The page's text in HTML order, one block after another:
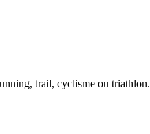
trail, cyclisme ou triathlon.